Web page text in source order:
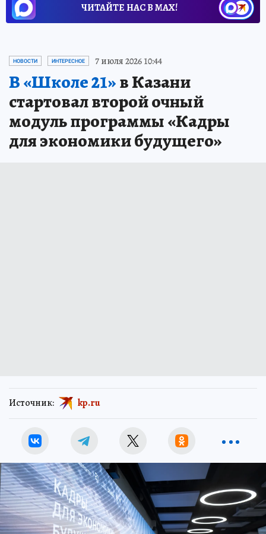
ЧИТАЙТЕ НАС В МАХ!
НОВОСТИ ИНТЕРЕСНОЕ 7 июля 2026 10:44
В «Школе 21»в Казани
стартовал второй очный
модуль программы «Кадры
для экономики будущего»
Источник: kp.ru